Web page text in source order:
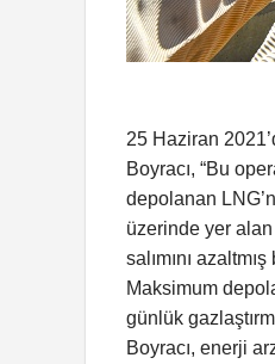
25 Haziran
Boyracı, “Bu
depolanan
üzerinde yer
salımını
Maksimum
günlük
Boyracı, enerji